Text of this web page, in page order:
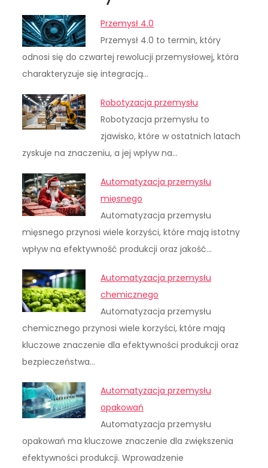
Przemysł 4.0
Przemysł 4.0 to termin, który
odnosi się do czwartej rewolucji przemysłowej, która
charakteryzuje się integracją…
Robotyzacja przemysłu
Robotyzacja przemysłu to
zjawisko, które w ostatnich latach
zyskuje na znaczeniu, a jej wpływ na…
Automatyzacja przemysłu
mięsnego
Automatyzacja przemysłu
mięsnego przynosi wiele korzyści, które mają istotny
wpływ na efektywność produkcji oraz jakość…
Automatyzacja przemysłu
chemicznego
Automatyzacja przemysłu
chemicznego przynosi wiele korzyści, które mają
kluczowe znaczenie dla efektywności produkcji oraz
bezpieczeństwa…
Automatyzacja przemysłu
opakowań
Automatyzacja przemysłu
opakowań ma kluczowe znaczenie dla zwiększenia
efektywności produkcji. Wprowadzenie